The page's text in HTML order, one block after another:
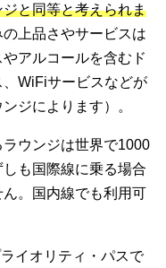
と同等と考えられま
上品さやサービスは
アルコールを含むド
WiFiサービスなどが
ジによります）。
ウンジは世界で1000
も国際線に乗る場合
。国内線でも利用可
イオリティ・パスで